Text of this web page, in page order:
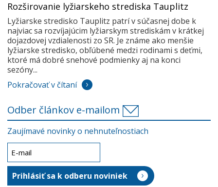
Rozširovanie lyžiarskeho strediska Tauplitz
Lyžiarske stredisko Tauplitz patrí v súčasnej dobe k
najviac sa rozvíjajúcim lyžiarskym strediskám v krátkej
dojazdovej vzdialenosti zo SR. Je známe ako menšie
lyžiarske stredisko, obľúbené medzi rodinami s deťmi,
ktoré má dobré snehové podmienky aj na konci
sezóny...
Pokračovať v čítaní
Odber článkov e-mailom
Zaujímavé novinky o nehnuteľnostiach